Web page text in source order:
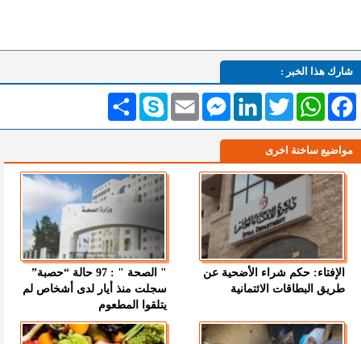
شارك هذا الخبر :
انشر Skype Email
MessengerLinkedInTwitterWhatsAppFacebook
مواضيع ساخنة اخرى
الإفتاء: حكم شراء الأضحية عن
طريق البطاقات الائتمانية
" الصحة " : 97 حالة “حصبة”
سجلت منذ أيار لدى أشخاص لم
يتلقوا المطعوم